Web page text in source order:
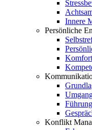
Innere
Persönliche
Konflikt